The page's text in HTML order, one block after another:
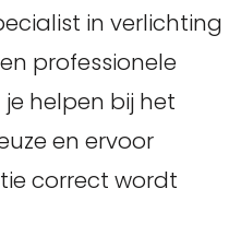
in verlichting
professionele
helpen bij het
en ervoor
correct wordt